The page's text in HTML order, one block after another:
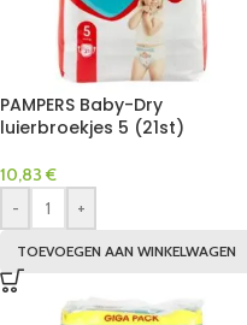
PAMPERS Baby-Dry
luierbroekjes 5 (21st)
10,83 €
-
+
TOEVOEGEN AAN WINKELWAGEN